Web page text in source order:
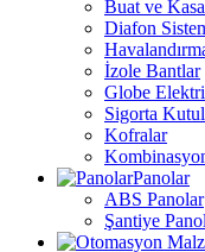
Buat ve
Diafon
İzole Bantlar
Globe
Sigorta
Kofralar
Panolar
ABS Panolar
Şantiye